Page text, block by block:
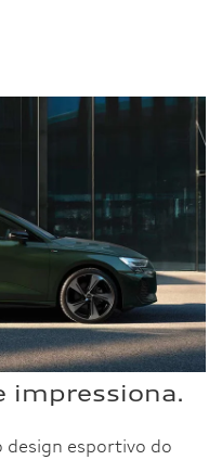
impressiona.
design esportivo do